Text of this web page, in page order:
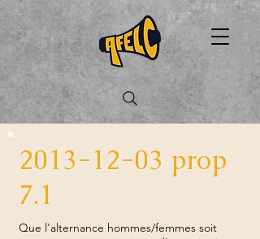
2013-12-03 prop
7.1
Que l'alternance hommes/femmes soit